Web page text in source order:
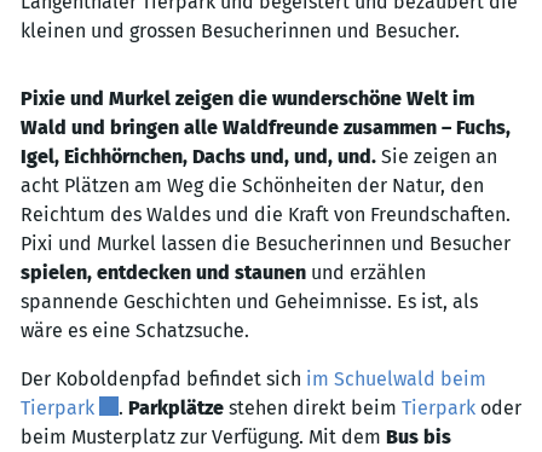
kleinen und grossen Besucherinnen und Besucher.
Pixie und Murkel zeigen die wunderschöne Welt im
Wald und bringen alle Waldfreunde zusammen – Fuchs,
Igel, Eichhörnchen, Dachs und, und, und. Sie zeigen an
acht Plätzen am Weg die Schönheiten der Natur, den
Reichtum des Waldes und die Kraft von Freundschaften.
Pixi und Murkel lassen die Besucherinnen und Besucher
spielen, entdecken und staunen und erzählen
spannende Geschichten und Geheimnisse. Es ist, als
wäre es eine Schatzsuche.
Der Koboldenpfad befindet sich im Schuelwald beim
TierparkExterner Link wird in einem neuen Fenster
. Parkplätze stehen direkt beim Tierpark oder
beim Musterplatz zur Verfügung. Mit dem Bus bis